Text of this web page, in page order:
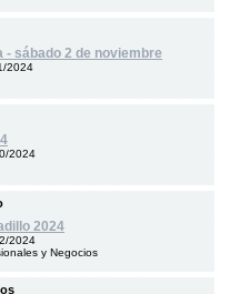
sábado 2 de noviembre
2024
2024
2024
2024
y Negocios